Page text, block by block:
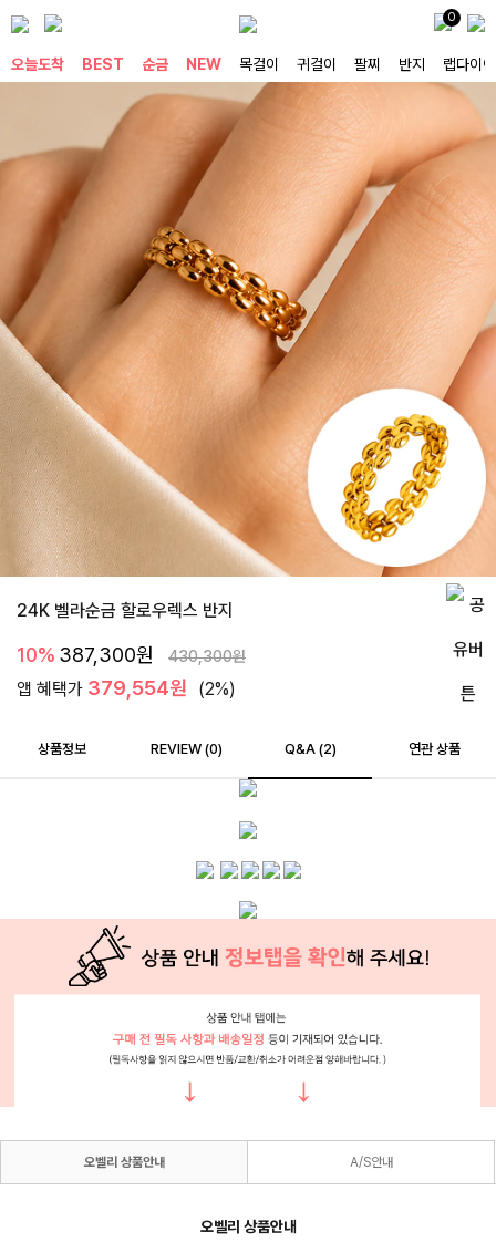
0
오늘도착 BEST 순금 NEW 목걸이 귀걸이 팔찌 반지 랩다이아
24K 벨라순금 할로우렉스 반지
10% 387,300원 430,300원
앱 혜택가 379,554원 (2%)
상품정보 REVIEW (0) Q&A (2) 연관 상품
오벨리 상품안내 A/S안내
오벨리 상품안내